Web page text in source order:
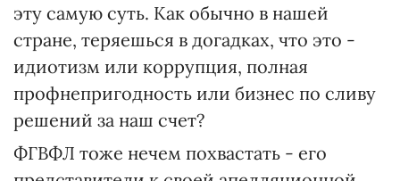
эту самую суть. Как обычно в нашей
стране, теряешься в догадках, что это -
идиотизм или коррупция, полная
профнепригодность или бизнес по сливу
решений за наш счет?
ФГВФЛ тоже нечем похвастать - его